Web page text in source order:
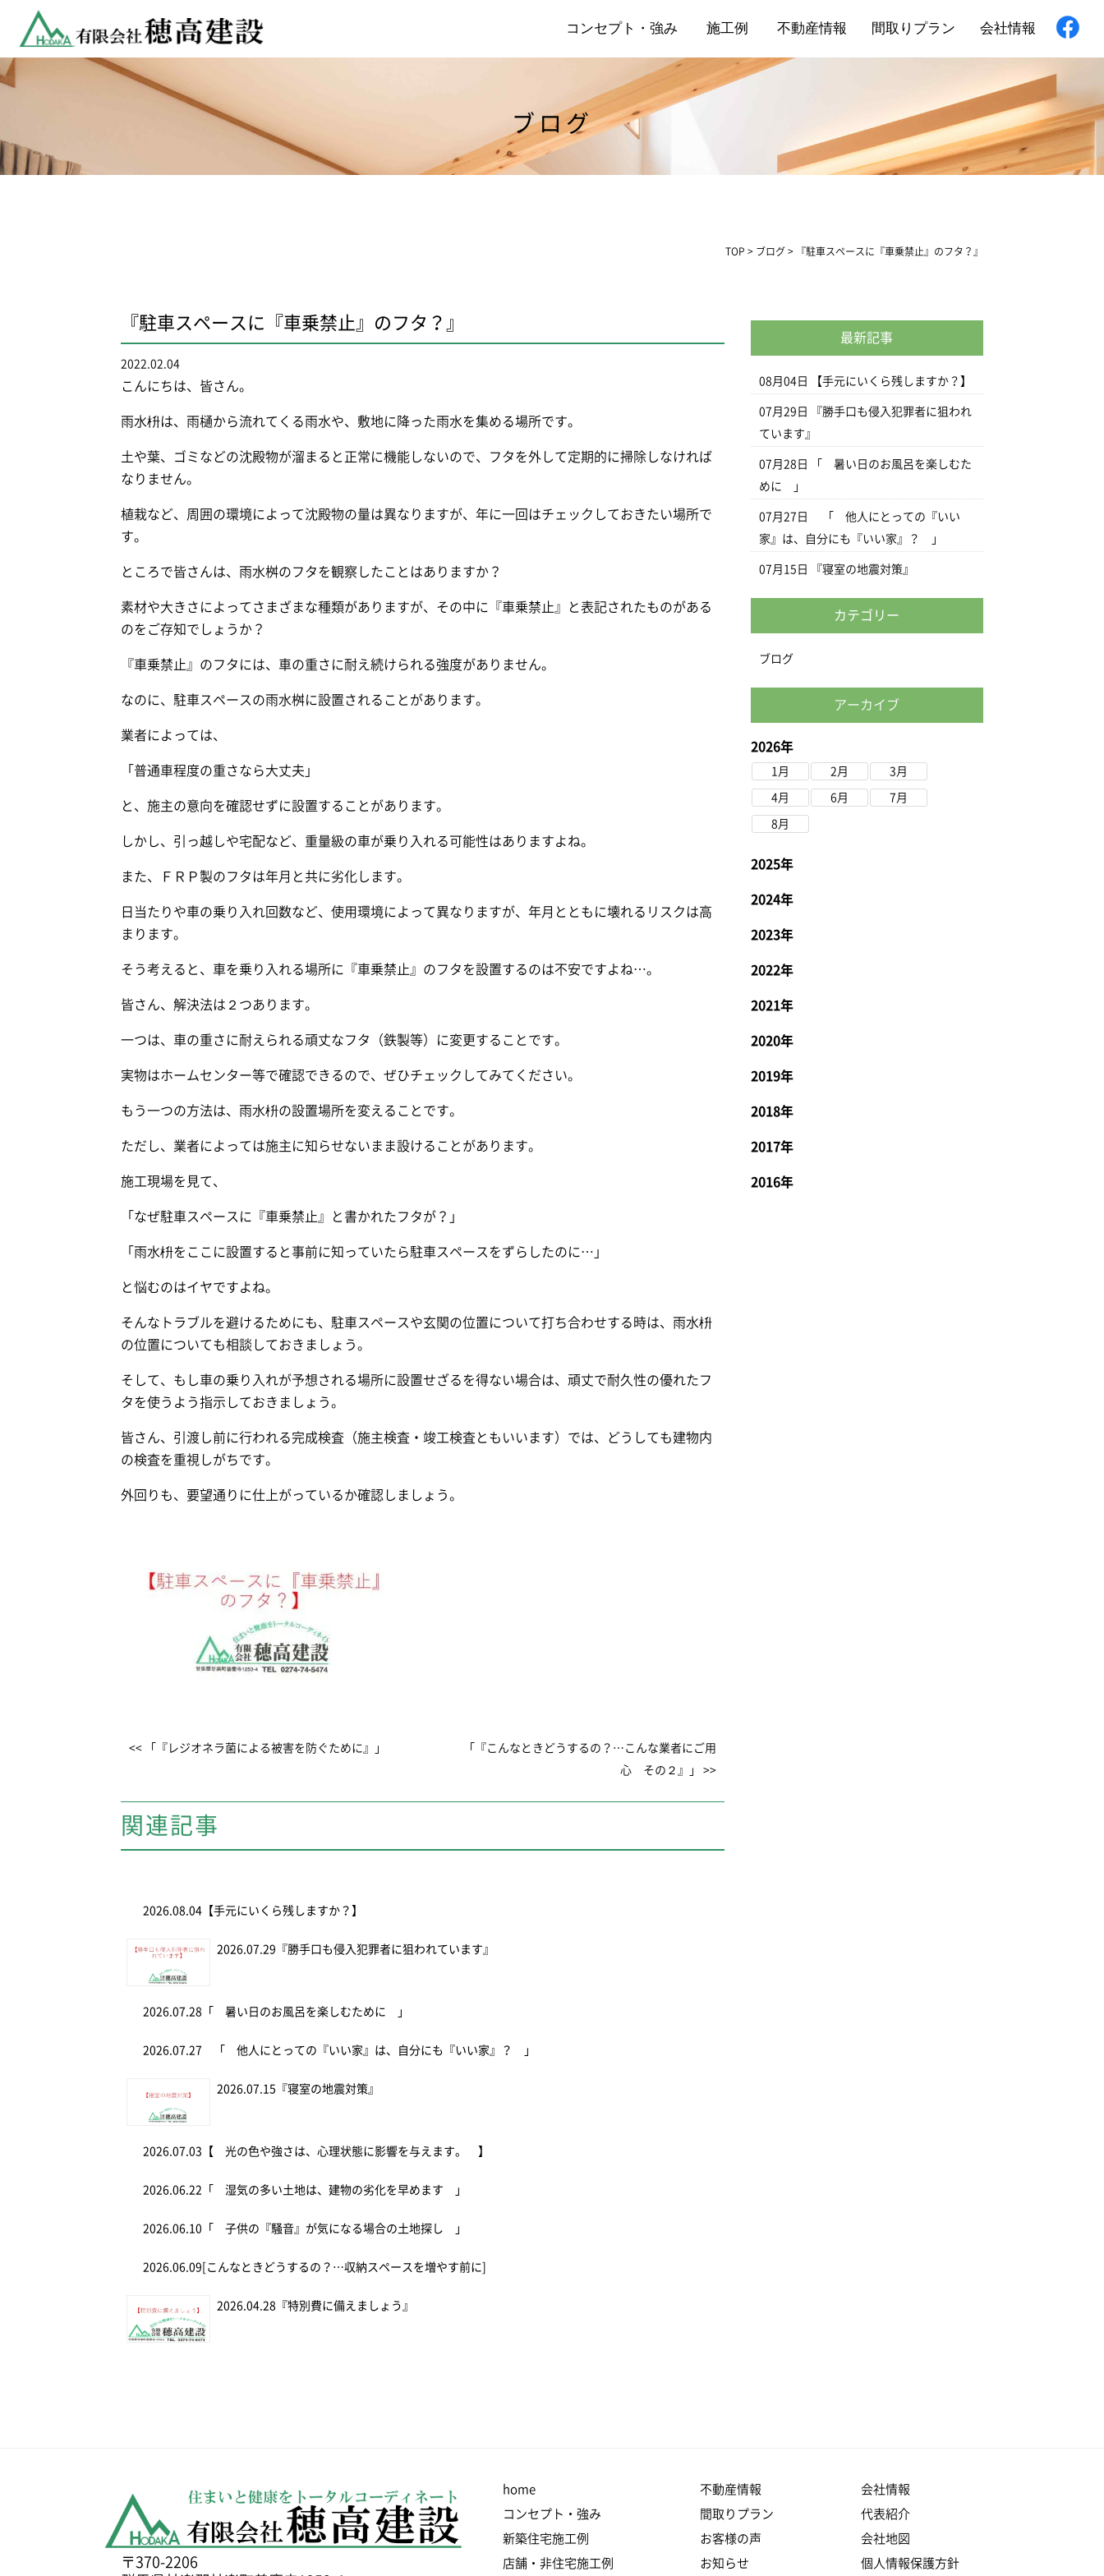
コンセプト・強み 施工例
新築住宅
不動産情報 間取りプラン 会社情報
ブログ
TOP > ブログ > 『駐車スペースに『車乗禁止』のフタ？』
『駐車スペースに『車乗禁止』のフタ？』
2022.02.04
こんにちは、皆さん。
雨水枡は、雨樋から流れてくる雨水や、敷地に降った雨水を集める場所です。
土や葉、ゴミなどの沈殿物が溜まると正常に機能しないので、フタを外して定期的に掃除しなければ
なりません。
植栽など、周囲の環境によって沈殿物の量は異なりますが、年に一回はチェックしておきたい場所で
す。
ところで皆さんは、雨水桝のフタを観察したことはありますか？
素材や大きさによってさまざまな種類がありますが、その中に『車乗禁止』と表記されたものがある
のをご存知でしょうか？
『車乗禁止』のフタには、車の重さに耐え続けられる強度がありません。
なのに、駐車スペースの雨水桝に設置されることがあります。
業者によっては、
「普通車程度の重さなら大丈夫」
と、施主の意向を確認せずに設置することがあります。
しかし、引っ越しや宅配など、重量級の車が乗り入れる可能性はありますよね。
また、ＦＲＰ製のフタは年月と共に劣化します。
日当たりや車の乗り入れ回数など、使用環境によって異なりますが、年月とともに壊れるリスクは高
まります。
そう考えると、車を乗り入れる場所に『車乗禁止』のフタを設置するのは不安ですよね…。
皆さん、解決法は２つあります。
一つは、車の重さに耐えられる頑丈なフタ（鉄製等）に変更することです。
実物はホームセンター等で確認できるので、ぜひチェックしてみてください。
もう一つの方法は、雨水枡の設置場所を変えることです。
ただし、業者によっては施主に知らせないまま設けることがあります。
施工現場を見て、
「なぜ駐車スペースに『車乗禁止』と書かれたフタが？」
「雨水枡をここに設置すると事前に知っていたら駐車スペースをずらしたのに…」
と悩むのはイヤですよね。
そんなトラブルを避けるためにも、駐車スペースや玄関の位置について打ち合わせする時は、雨水枡
の位置についても相談しておきましょう。
そして、もし車の乗り入れが予想される場所に設置せざるを得ない場合は、頑丈で耐久性の優れたフ
タを使うよう指示しておきましょう。
皆さん、引渡し前に行われる完成検査（施主検査・竣工検査ともいいます）では、どうしても建物内
の検査を重視しがちです。
外回りも、要望通りに仕上がっているか確認しましょう。
<< 「『レジオネラ菌による被害を防ぐために』」
「『こんなときどうするの？…こんな業者にご用
心 その２』」 >>
関連記事
2026.08.04 【手元にいくら残しますか？】
2026.07.29 『勝手口も侵入犯罪者に狙われています』
2026.07.28 「 暑い日のお風呂を楽しむために 」
2026.07.27 「 他人にとっての『いい家』は、自分にも『いい家』？ 」
2026.07.15 『寝室の地震対策』
2026.07.03 【 光の色や強さは、心理状態に影響を与えます。 】
2026.06.22 「 湿気の多い土地は、建物の劣化を早めます 」
2026.06.10 「 子供の『騒音』が気になる場合の土地探し 」
2026.06.09 [こんなときどうするの？…収納スペースを増やす前に]
2026.04.28 『特別費に備えましょう』
最新記事
08月04日 【手元にいくら残しますか？】
07月29日
『勝手口も侵入犯罪者に狙われ
ています』
07月28日
「 暑い日のお風呂を楽しむた
めに 」
07月27日
「 他人にとっての『いい
家』は、自分にも『いい家』？ 」
07月15日 『寝室の地震対策』
カテゴリー
ブログ
アーカイブ
2026年
1月 2月 3月
4月 6月 7月
8月
2025年
2024年
2023年
2022年
2021年
2020年
2019年
2018年
2017年
2016年
home
コンセプト・強み
新築住宅施工例
店舗・非住宅施工例
不動産情報
間取りプラン
お客様の声
お知らせ
会社情報
代表紹介
会社地図
個人情報保護方針
〒370-2206